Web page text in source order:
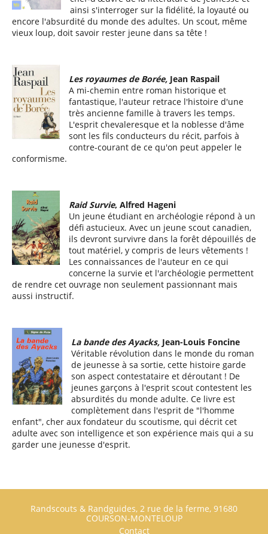
ainsi s'interroger sur la fidélité, la loyauté ou
encore l'absurdité du monde des adultes. Un scout, même
vieux loup, doit savoir rester jeune dans sa tête !
Les royaumes de Borée, Jean Raspail
A mi-chemin entre roman historique et
fantastique, l'auteur retrace l'histoire d'une
très ancienne famille à travers les temps.
L'esprit chevaleresque et la noblesse d'âme
sont les fils conducteurs du récit, parfois à
contre-courant de ce qu'on peut appeler le
conformisme.
Raid Survie, Alfred Hageni
Un jeune étudiant en archéologie répond à un
défi astucieux. Avec un jeune scout canadien,
ils devront survivre dans la forêt dépouillés de
tout matériel, y compris de leurs vêtements !
Les connaissances de l'auteur en ce qui
concerne la survie et l'archéologie permettent
de rendre cet ouvrage non seulement passionnant mais
aussi instructif.
La bande des Ayacks, Jean-Louis Foncine
Véritable révolution dans le monde du roman
de jeunesse à sa sortie, cette histoire garde
son aspect contestataire et déroutant ! De
jeunes garçons à l'esprit scout contestent les
absurdités du monde adulte. Ce livre est
complètement dans l'esprit de "l'homme
enfant", cher aux fondateur du scoutisme, qui décrit cet
adulte avec son intelligence et son expérience mais qui a su
garder une jeunesse d'esprit.
FooterRandscouts & Randguides, 2 rue de la ferme, 91680
COURSON-MONTELOUP
Contact